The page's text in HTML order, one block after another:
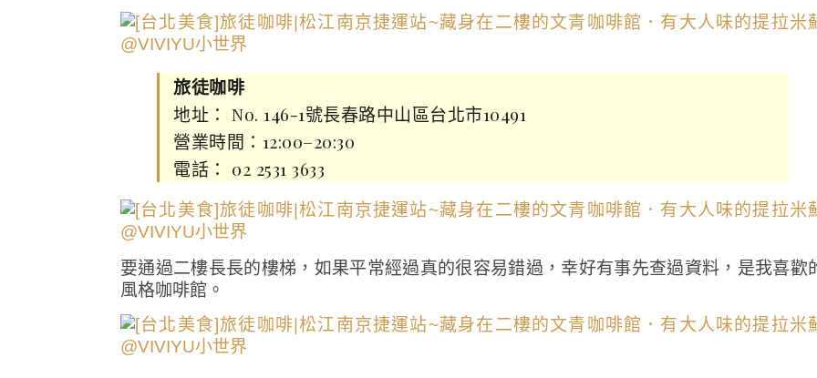
旅徒咖啡
地址： No. 146-1號長春路中山區台北市10491
營業時間：12:00–20:30
電話： 02 2531 3633
要通過二樓長長的樓梯，如果平常經過真的很容易錯過，幸好有事先查過資料，是我喜歡
風格咖啡館。